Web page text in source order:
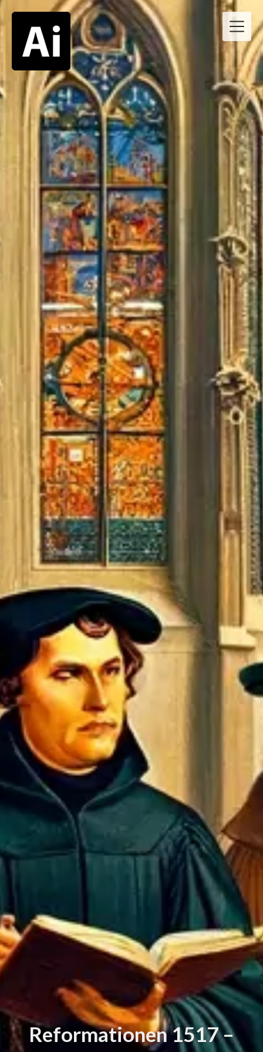
Reformationen 1517 –